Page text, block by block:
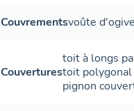
Couvrementsvoûte
Couvertures
toit à longs
toit polygonal
pignon